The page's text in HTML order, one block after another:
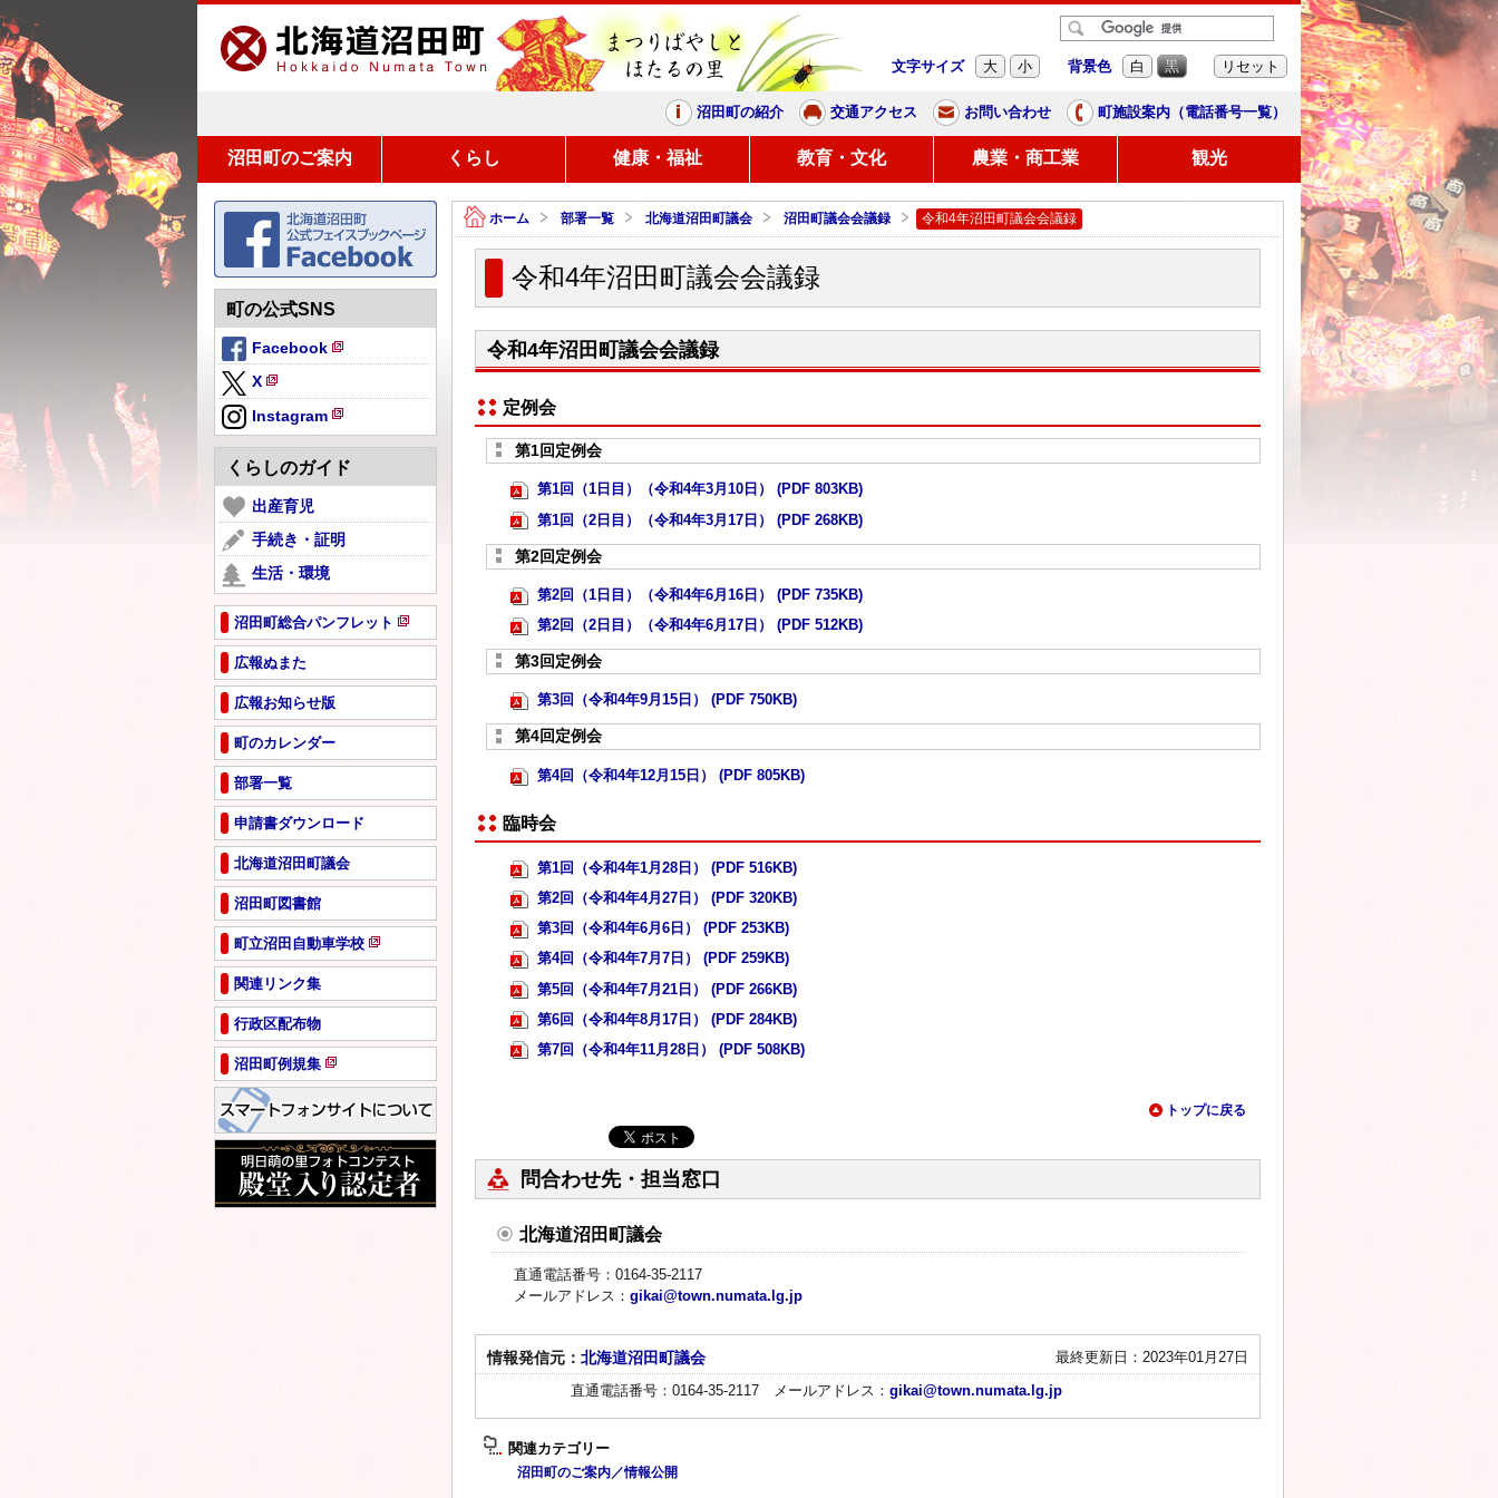
まつりばやしと、ほたるの里
文字サイズ 大 小 背景色 白 黒 リセット
沼田町の紹介 交通アクセス お問い合わせ 町施設案内（電話番号一覧）
沼田町のご案内 くらし 健康・福祉 教育・文化 農業・商工業 観光
ホーム 部署一覧 北海道沼田町議会 沼田町議会会議録 令和4年沼田町議会会議録
令和4年沼田町議会会議録
令和4年沼田町議会会議録
定例会
第1回定例会
第1回（1日目）（令和4年3月10日） (PDF 803KB)
第1回（2日目）（令和4年3月17日） (PDF 268KB)
第2回定例会
第2回（1日目）（令和4年6月16日） (PDF 735KB)
第2回（2日目）（令和4年6月17日） (PDF 512KB)
第3回定例会
第3回（令和4年9月15日） (PDF 750KB)
第4回定例会
第4回（令和4年12月15日） (PDF 805KB)
臨時会
第1回（令和4年1月28日） (PDF 516KB)
第2回（令和4年4月27日） (PDF 320KB)
第3回（令和4年6月6日） (PDF 253KB)
第4回（令和4年7月7日） (PDF 259KB)
第5回（令和4年7月21日） (PDF 266KB)
第6回（令和4年8月17日） (PDF 284KB)
第7回（令和4年11月28日） (PDF 508KB)
トップに戻る
問合わせ先・担当窓口
北海道沼田町議会
直通電話番号：0164-35-2117
メールアドレス： gikai@town.numata.lg.jp
最終更新日：2023年01月27日
情報発信元： 北海道沼田町議会
直通電話番号：0164-35-2117 メールアドレス： gikai@town.numata.lg.jp
関連カテゴリー
沼田町のご案内／情報公開
町の公式SNS
Facebook
新
ペ
ー
ジ
で
き
ま
X
新
規
ペ
ー
ジ
で
開
き
す
Instagram
新
規
ペ
ジ
で
き
ま
す
くらしのガイド
出産育児
手続き・証明
生活・環境
沼田町総合パンフレット
新
ペ
ジ
開
ま
広報ぬまた
広報お知らせ版
町のカレンダー
部署一覧
申請書ダウンロード
北海道沼田町議会
沼田町図書館
町立沼田自動車学校
新
ペ
ジ
開
き
ま
す
関連リンク集
行政区配布物
沼田町例規集
新
規
ー
ジ
で
開